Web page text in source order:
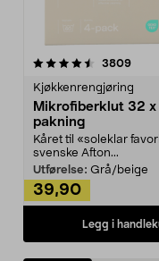
3809
Kjøkkenrengjøring
Mikrofiberklut 32 x
pakning
Kåret til «soleklar
svenske Afton...
Utførelse: Grå/beige
39,90
Legg i
4.5av 5 stjerner